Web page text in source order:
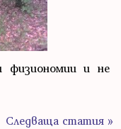
физиономии и не
Следваща статия »